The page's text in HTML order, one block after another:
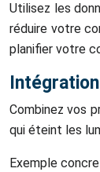
Utilisez les
réduire votre
planifier votre
Combinez vos
qui éteint les
Exemple